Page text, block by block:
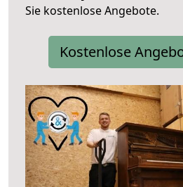
Sie kostenlose Angebote.
Kostenlose